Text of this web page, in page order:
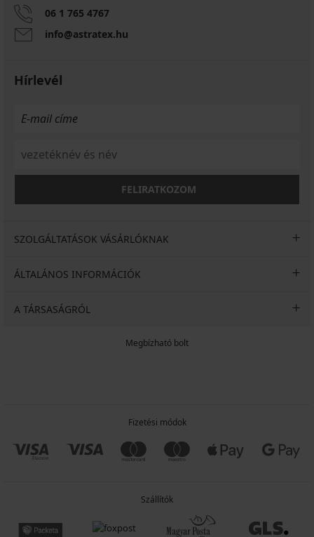
06 1 765 4767
info@astratex.hu
Hírlevél
FELIRATKOZOM
SZOLGÁLTATÁSOK VÁSÁRLÓKNAK
ÁLTALÁNOS INFORMÁCIÓK
A TÁRSASÁGRÓL
Megbízható bolt
Fizetési módok
Szállítók